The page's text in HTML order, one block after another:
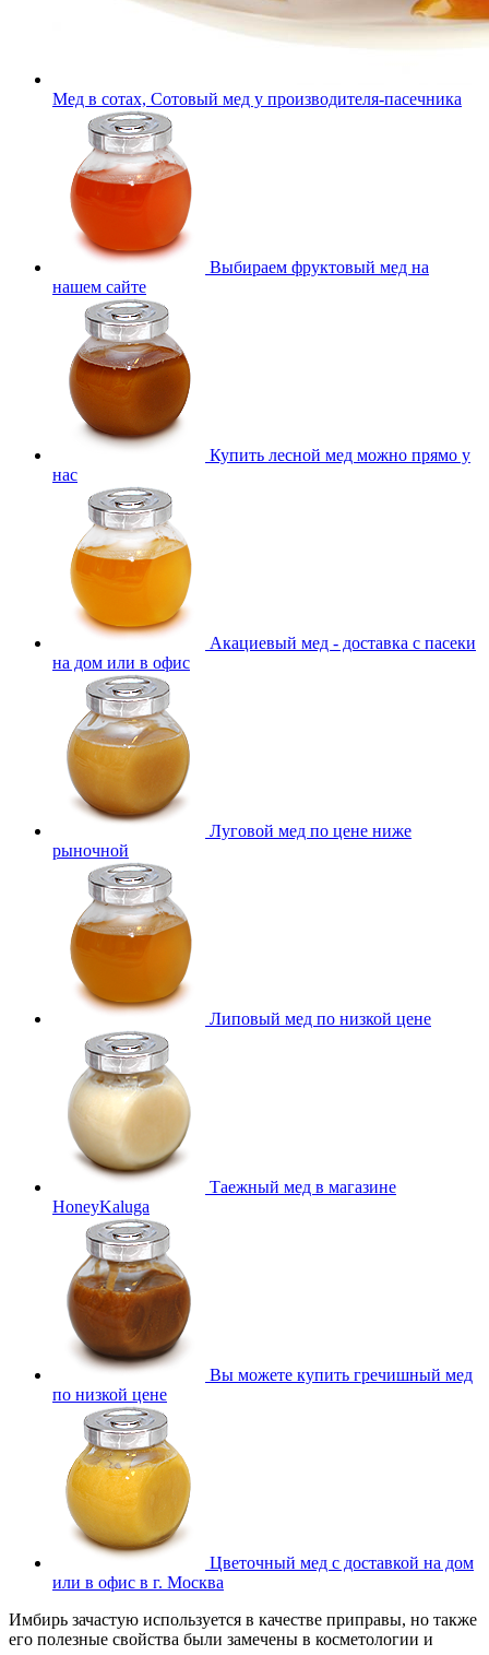
Мед в сотах, Сотовый мед у производителя-пасечника
Выбираем фруктовый мед на
нашем сайте
Купить лесной мед можно прямо у
нас
Акациевый мед - доставка с пасеки
на дом или в офис
Луговой мед по цене ниже
рыночной
Липовый мед по низкой цене
Таежный мед в магазине
HoneyKaluga
Вы можете купить гречишный мед
по низкой цене
Цветочный мед с доставкой на дом
или в офис в г. Москва
Имбирь зачастую используется в качестве приправы, но также
его полезные свойства были замечены в косметологии и